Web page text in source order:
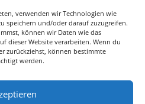
verwenden wir Technologien wie
speichern und/oder darauf zuzugreifen.
können wir Daten wie das
dieser Website verarbeiten. Wenn du
zurückziehst, können bestimmte
werden.
Cookies zu
diesen Inhalt zu